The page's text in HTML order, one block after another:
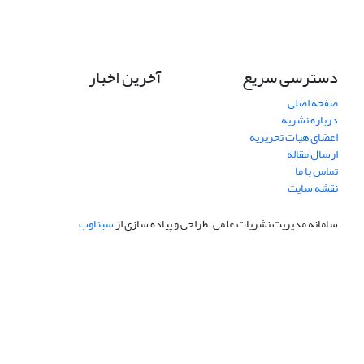
دسترسی سریع
صفحه اصلی
درباره نشریه
اعضای هیات تحریریه
ارسال مقاله
تماس با ما
نقشه سایت
آخرین اخبار
سامانه مدیریت نشریات علمی.طراحی و پیاده سازی ازسیناوب